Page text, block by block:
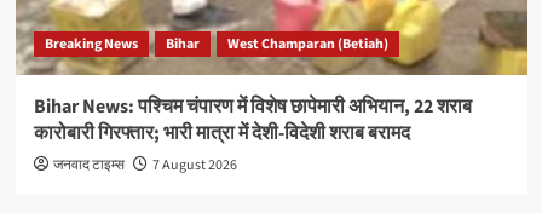
Breaking News Bihar West Champaran (Betiah)
Bihar News: पश्चिम चंपारण में विशेष छापेमारी अभियान, 22 शराब
कारोबारी गिरफ्तार; भारी मात्रा में देशी-विदेशी शराब बरामद
जनवाद टाइम्स 7 August 2026